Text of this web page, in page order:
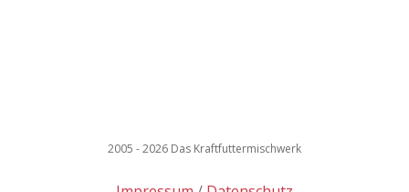
2005 - 2026 Das Kraftfuttermischwerk